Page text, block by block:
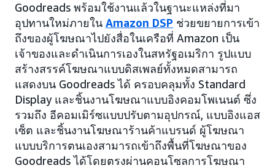
Goodreads พร้อมใช้งานแล้วในฐานะแหล่งที่มา
อุปทานใหม่ภายใน Amazon DSP ช่วยขยายการเข้า
ถึงของผู้โฆษณาไปยังสื่อในเครือที่ Amazon เป็น
เจ้าของและดำเนินการเองในสหรัฐอเมริกา รูปแบบ
สร้างสรรค์โฆษณาแบบดิสเพลย์ทั้งหมดสามารถ
แสดงบน Goodreads ได้ ครอบคลุมทั้ง Standard
Display และชิ้นงานโฆษณาแบบอิงคอมโพเนนต์ ซึ่ง
รวมถึง อีคอมเมิร์ซแบบปรับตามอุปกรณ์, แบบอิงแอส
เซ็ต และชิ้นงานโฆษณาร้านค้าแบรนด์ ผู้โฆษณา
แบบบริการตนเองสามารถเข้าถึงพื้นที่โฆษณาของ
Goodreads ได้โดยตรงผ่านคอนโซลการโฆษณา